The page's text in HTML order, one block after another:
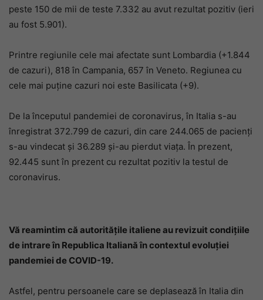
peste 150 de mii de teste 7.332 au avut rezultat pozitiv (ieri
au fost 5.901).
Printre regiunile cele mai afectate sunt Lombardia (+1.844
de cazuri), 818 în Campania, 657 în Veneto. Regiunea cu
cele mai puține cazuri noi este Basilicata (+9).
De la începutul pandemiei de coronavirus, în Italia s-au
înregistrat 372.799 de cazuri, din care 244.065 de pacienți
s-au vindecat și 36.289 și-au pierdut viața. În prezent,
92.445 sunt în prezent cu rezultat pozitiv la testul de
coronavirus.
Vă reamintim că autorităţile italiene au revizuit condiţiile
de intrare în Republica Italiană în contextul evoluţiei
pandemiei de COVID-19.
Astfel, pentru persoanele care se deplasează în Italia din